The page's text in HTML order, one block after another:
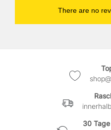
There are no
30